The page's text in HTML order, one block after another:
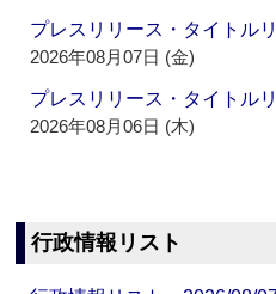
プレスリリース・タイトル
2026年08月07日 (金)
プレスリリース・タイトル
2026年08月06日 (木)
行政情報リスト